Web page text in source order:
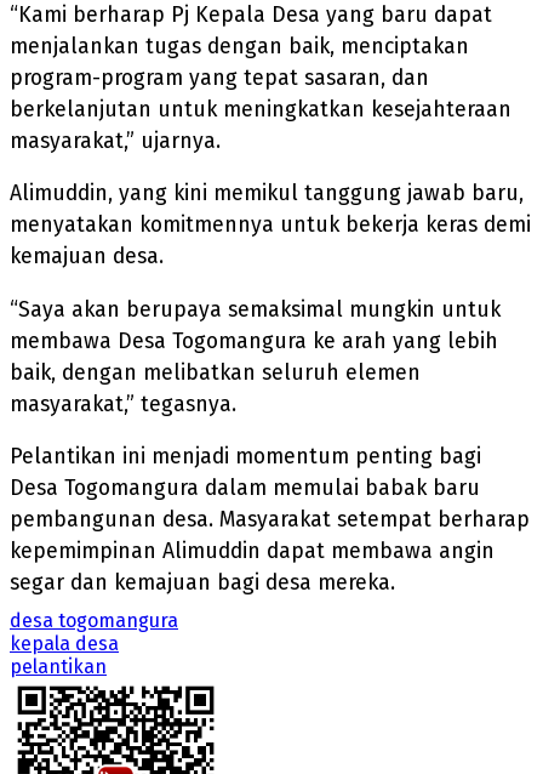
“Kami berharap Pj Kepala Desa yang baru dapat
menjalankan tugas dengan baik, menciptakan
program-program yang tepat sasaran, dan
berkelanjutan untuk meningkatkan kesejahteraan
masyarakat,” ujarnya.
Alimuddin, yang kini memikul tanggung jawab baru,
menyatakan komitmennya untuk bekerja keras demi
kemajuan desa.
“Saya akan berupaya semaksimal mungkin untuk
membawa Desa Togomangura ke arah yang lebih
baik, dengan melibatkan seluruh elemen
masyarakat,” tegasnya.
Pelantikan ini menjadi momentum penting bagi
Desa Togomangura dalam memulai babak baru
pembangunan desa. Masyarakat setempat berharap
kepemimpinan Alimuddin dapat membawa angin
segar dan kemajuan bagi desa mereka.
desa togomangura
kepala desa
pelantikan